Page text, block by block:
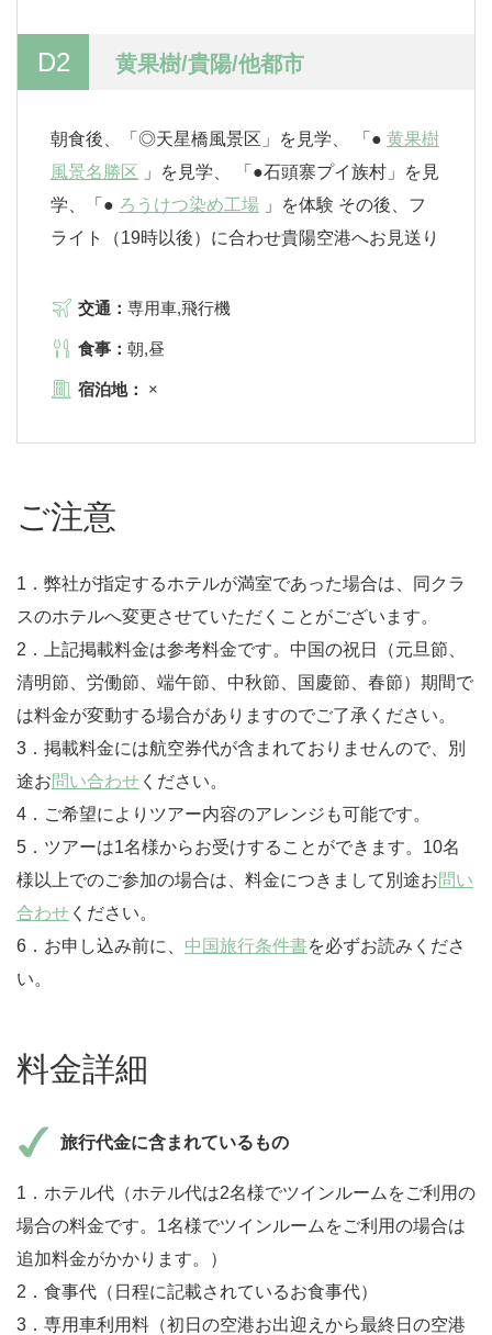
D2 黄果樹/貴陽/他都市
朝食後、「◎天星橋風景区」を見学、 「● 黄果樹
風景名勝区
」を見学、 「●石頭寨プイ族村」を見
学、「● ろうけつ染め工場 」を体験 その後、フ
ライト（19時以後）に合わせ貴陽空港へお見送り
交通： 専用車,飛行機
食事： 朝,昼
宿泊地： ×
ご注意
1．弊社が指定するホテルが満室であった場合は、同クラ
スのホテルへ変更させていただくことがございます。
2．上記掲載料金は参考料金です。中国の祝日（元旦節、
清明節、労働節、端午節、中秋節、国慶節、春節）期間で
は料金が変動する場合がありますのでご了承ください。
3．掲載料金には航空券代が含まれておりませんので、別
途お問い合わせ ください。
4．ご希望によりツアー内容のアレンジも可能です。
5．ツアーは1名様からお受けすることができます。10名
様以上でのご参加の場合は、料金につきまして別途お問い
合わせ ください。
6．お申し込み前に、 中国旅行条件書を必ずお読みくださ
い。
料金詳細
旅行代金に含まれているもの
1．ホテル代（ホテル代は2名様でツインルームをご利用の
場合の料金です。1名様でツインルームをご利用の場合は
追加料金がかかります。）
2．食事代（日程に記載されているお食事代）
3．専用車利用料（初日の空港お出迎えから最終日の空港